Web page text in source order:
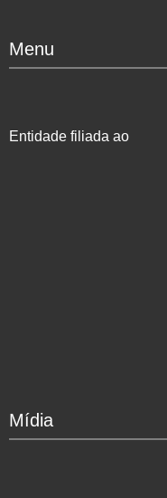
Menu
Entidade filiada ao
Mídia